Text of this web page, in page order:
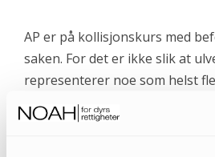
AP er på kollisjonskurs med
saken. For det er ikke slik at
representerer noe som helst
undersøkelse for NOAH fra
at 86% av Norges befolkning